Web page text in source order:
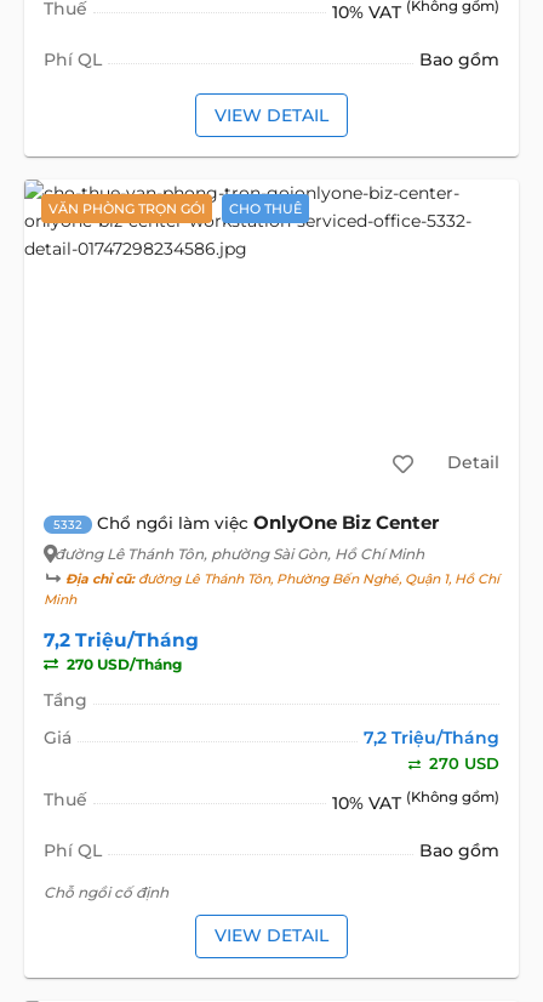
Thuế 10% VAT (Không gồm)
Phí QL Bao gồm
VIEW DETAIL
VĂN PHÒNG TRỌN GÓI CHO THUÊ
Detail
5332 Chổ ngồi làm việc OnlyOne Biz Center
đường Lê Thánh Tôn, phường Sài Gòn, Hồ Chí Minh
Địa chỉ cũ:đường Lê Thánh Tôn, Phường Bến Nghé, Quận 1, Hồ Chí
Minh
7,2 Triệu/Tháng
270 USD/Tháng
Tầng
Giá
7,2 Triệu/Tháng
270 USD
Thuế 10% VAT (Không gồm)
Phí QL Bao gồm
Chỗ ngồi cố định
VIEW DETAIL